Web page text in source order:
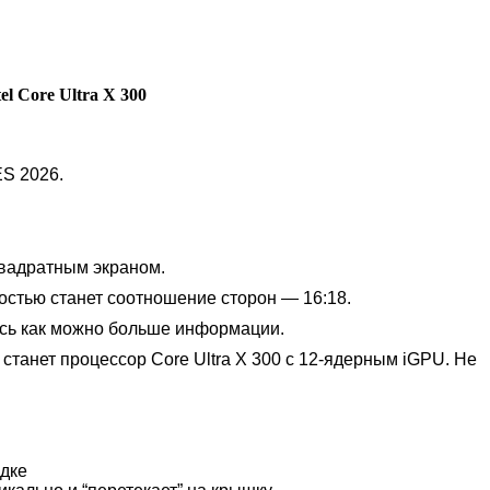
Core Ultra X 300
2026.
экраном.
станет соотношение сторон — 16:18.
как можно больше информации.
процессор Core Ultra X 300 с 12-ядерным iGPU. Не